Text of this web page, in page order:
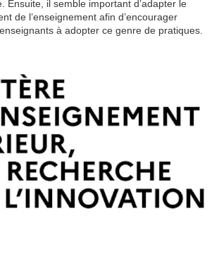
Ensuite, il semble important d’adapter le
de l’enseignement afin d’encourager
à adopter ce genre de pratiques.